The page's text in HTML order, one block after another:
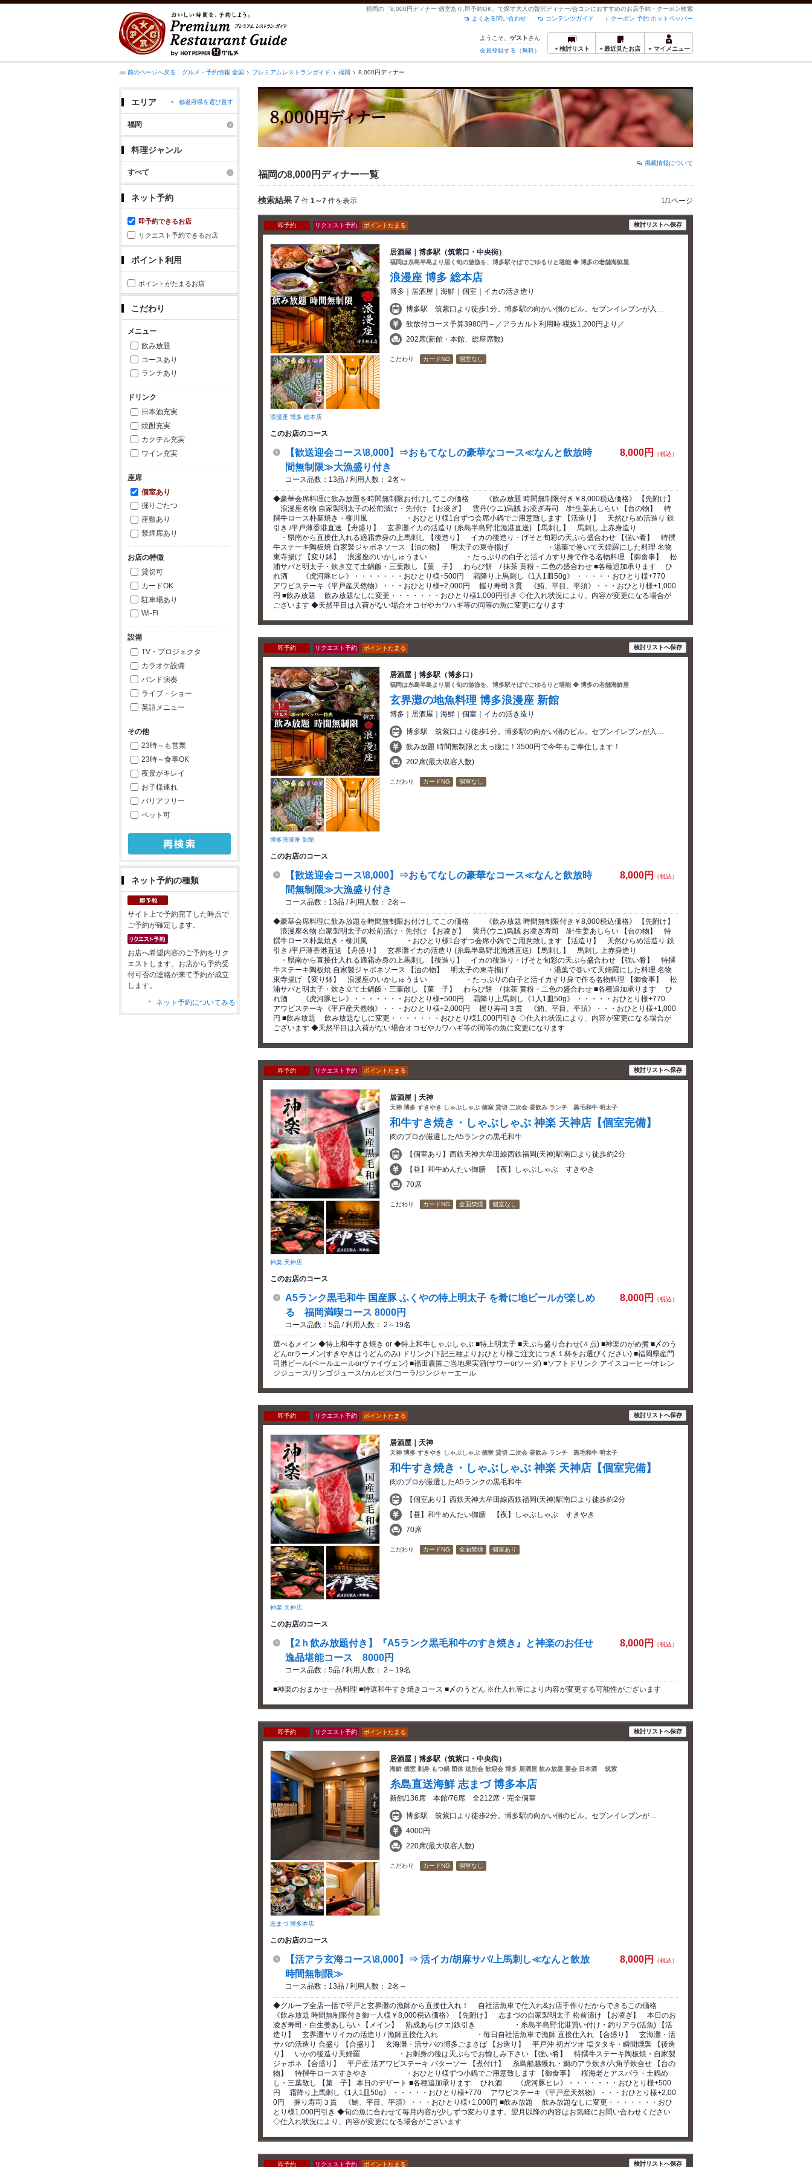
福岡の「8,000円ディナー 個室あり,即予約OK」で探す大人の贅沢ディナー/合コンにおすすめのお店予約・クーポン検索
クーポン 予約 ホットペッパー
コンテンツガイド
よくある問い合わせ
ようこそ、 ゲスト さん
会員登録する（無料）
検討リスト 最近見たお店 マイメニュー
前のページへ戻る グルメ・予約情報 全国 プレミアムレストランガイド 福岡 8,000円ディナー
エリア 都道府県を選び直す
福岡
料理ジャンル
すべて
ネット予約
即予約できるお店
リクエスト予約できるお店
ポイント利用
ポイントがたまるお店
こだわり
メニュー
飲み放題
コースあり
ランチあり
ドリンク
日本酒充実
焼酎充実
カクテル充実
ワイン充実
座席
個室あり
掘りごたつ
座敷あり
禁煙席あり
お店の特徴
貸切可
カードOK
駐車場あり
Wi-Fi
設備
TV・プロジェクタ
カラオケ設備
バンド演奏
ライブ・ショー
英語メニュー
その他
23時～も営業
23時～食事OK
夜景がキレイ
お子様連れ
バリアフリー
ペット可
ネット予約の種類
サイト上で予約完了した時点で
ご予約が確定します。
お店へ希望内容のご予約をリク
エストします。お店から予約受
付可否の連絡が来て予約が成立
します。
ネット予約についてみる
掲載情報について
福岡の8,000円ディナー一覧
検索結果7 件 1～7 件を表示 1/1ページ
即予約 リクエスト予約 ポイントたまる 検討リストへ保存
浪漫座 博多 総本店
居酒屋｜博多駅（筑紫口・中央街）
福岡は糸島半島より届く旬の游漁を、博多駅そばでごゆるりと堪能 ◆ 博多の老舗海鮮屋
浪漫座 博多 総本店
博多｜居酒屋｜海鮮｜個室｜イカの活き造り
博多駅 筑紫口より徒歩1分。博多駅の向かい側のビル。セブンイレブンが入…
飲放付コース予算3980円～／アラカルト利用時 税抜1,200円より／
202席(新館・本館、総座席数)
こだわり カードNG 個室なし
このお店のコース
8,000円 （税込）
【歓送迎会コース\8,000】⇒おもてなしの豪華なコース≪なんと飲放時
間無制限≫大漁盛り付き
コース品数：13品 / 利用人数： 2名～
◆豪華会席料理に飲み放題を時間無制限お付けしてこの価格 《飲み放題 時間無制限付き￥8,000税込価格》 【先附け】
浪漫座名物 自家製明太子の松前漬け・先付け 【お凌ぎ】 雲丹(ウニ)烏賊 お凌ぎ寿司 /針生姜あしらい 【台の物】 特
撰牛ロース朴葉焼き・柳川風 ・おひとり様1台ずつ会席小鍋でご用意致します 【活造り】 天然ひらめ活造り 鉄
引き /平戸薄香港直送 【舟盛り】 玄界灘イカの活造り (糸島半島野北漁港直送) 【馬刺し】 馬刺し 上赤身造り
・県南から直接仕入れる適霜赤身の上馬刺し 【後造り】 イカの後造り・げそと旬彩の天ぷら盛合わせ 【強い肴】 特撰
牛ステーキ陶板焼 自家製ジャポネソース 【油の物】 明太子の東寺揚げ ・湯葉で巻いて天婦羅にした料理 名物
東寺揚げ 【変り鉢】 浪漫座のいかしゅうまい ・たっぷりの白子と活イカすり身で作る名物料理 【御食事】 松
浦サバと明太子・炊き立て土鍋飯・三葉散し 【菓 子】 わらび餅 / 抹茶 黄粉・二色の盛合わせ ■各種追加承ります ひ
れ酒 《虎河豚ヒレ》・・・・・・・おひとり様+500円 霜降り上馬刺し《1人1皿50g》 ・・・・・おひとり様+770
アワビステーキ《平戸産天然物》・・・おひとり様+2,000円 握り寿司３貫 《鮪、平目、平須》・・・おひとり様+1,000
円 ■飲み放題 飲み放題なしに変更・・・・・・・おひとり様1,000円引き ◇仕入れ状況により、内容が変更になる場合が
ございます ◆天然平目は入荷がない場合オコゼやカワハギ等の同等の魚に変更になります
即予約 リクエスト予約 ポイントたまる 検討リストへ保存
博多浪漫座 新館
居酒屋｜博多駅（博多口）
福岡は糸島半島より届く旬の游漁を、博多駅そばでごゆるりと堪能 ◆ 博多の老舗海鮮屋
玄界灘の地魚料理 博多浪漫座 新館
博多｜居酒屋｜海鮮｜個室｜イカの活き造り
博多駅 筑紫口より徒歩1分。博多駅の向かい側のビル。セブンイレブンが入…
飲み放題 時間無制限と太っ腹に！3500円で今年もご奉仕します！
202席(最大収容人数)
こだわり カードNG 個室なし
このお店のコース
8,000円 （税込）
【歓送迎会コース\8,000】⇒おもてなしの豪華なコース≪なんと飲放時
間無制限≫大漁盛り付き
コース品数：13品 / 利用人数： 2名～
◆豪華会席料理に飲み放題を時間無制限お付けしてこの価格 《飲み放題 時間無制限付き￥8,000税込価格》 【先附け】
浪漫座名物 自家製明太子の松前漬け・先付け 【お凌ぎ】 雲丹(ウニ)烏賊 お凌ぎ寿司 /針生姜あしらい 【台の物】 特
撰牛ロース朴葉焼き・柳川風 ・おひとり様1台ずつ会席小鍋でご用意致します 【活造り】 天然ひらめ活造り 鉄
引き /平戸薄香港直送 【舟盛り】 玄界灘イカの活造り (糸島半島野北漁港直送) 【馬刺し】 馬刺し 上赤身造り
・県南から直接仕入れる適霜赤身の上馬刺し 【後造り】 イカの後造り・げそと旬彩の天ぷら盛合わせ 【強い肴】 特撰
牛ステーキ陶板焼 自家製ジャポネソース 【油の物】 明太子の東寺揚げ ・湯葉で巻いて天婦羅にした料理 名物
東寺揚げ 【変り鉢】 浪漫座のいかしゅうまい ・たっぷりの白子と活イカすり身で作る名物料理 【御食事】 松
浦サバと明太子・炊き立て土鍋飯・三葉散し 【菓 子】 わらび餅 / 抹茶 黄粉・二色の盛合わせ ■各種追加承ります ひ
れ酒 《虎河豚ヒレ》・・・・・・・おひとり様+500円 霜降り上馬刺し《1人1皿50g》 ・・・・・おひとり様+770
アワビステーキ《平戸産天然物》・・・おひとり様+2,000円 握り寿司３貫 《鮪、平目、平須》・・・おひとり様+1,000
円 ■飲み放題 飲み放題なしに変更・・・・・・・おひとり様1,000円引き ◇仕入れ状況により、内容が変更になる場合が
ございます ◆天然平目は入荷がない場合オコゼやカワハギ等の同等の魚に変更になります
即予約 リクエスト予約 ポイントたまる 検討リストへ保存
神楽 天神店
居酒屋｜天神
天神 博多 すきやき しゃぶしゃぶ 個室 貸切 二次会 昼飲み ランチ 黒毛和牛 明太子
和牛すき焼き・しゃぶしゃぶ 神楽 天神店【個室完備】
肉のプロが厳選したA5ランクの黒毛和牛
【個室あり】西鉄天神大牟田線西鉄福岡(天神)駅南口より徒歩約2分
【昼】和牛めんたい御膳 【夜】しゃぶしゃぶ すきやき
70席
こだわり カードNG 全面禁煙 個室なし
このお店のコース
8,000円 （税込）
A5ランク黒毛和牛 国産豚 ふくやの特上明太子 を肴に地ビールが楽しめ
る 福岡満喫コース 8000円
コース品数：5品 / 利用人数： 2～19名
選べるメイン ◆特上和牛すき焼き or ◆特上和牛しゃぶしゃぶ ■特上明太子 ■天ぷら盛り合わせ(４点) ■神楽のがめ煮 ■〆のう
どんorラーメン(すきやきはうどんのみ) ドリンク(下記三種よりおひとり様ご注文につき１杯をお選びください) ■福岡県産門
司港ビール(ペールエールorヴァイヴェン) ■福田農園ご当地果実酒(サワーorソーダ) ■ソフトドリンク アイスコーヒー/オレン
ジジュース/リンゴジュース/カルピス/コーラ/ジンジャーエール
即予約 リクエスト予約 ポイントたまる 検討リストへ保存
神楽 天神店
居酒屋｜天神
天神 博多 すきやき しゃぶしゃぶ 個室 貸切 二次会 昼飲み ランチ 黒毛和牛 明太子
和牛すき焼き・しゃぶしゃぶ 神楽 天神店【個室完備】
肉のプロが厳選したA5ランクの黒毛和牛
【個室あり】西鉄天神大牟田線西鉄福岡(天神)駅南口より徒歩約2分
【昼】和牛めんたい御膳 【夜】しゃぶしゃぶ すきやき
70席
こだわり カードNG 全面禁煙 個室あり
このお店のコース
8,000円 （税込）
【2ｈ飲み放題付き】『A5ランク黒毛和牛のすき焼き』と神楽のお任せ
逸品堪能コース 8000円
コース品数：5品 / 利用人数： 2～19名
■神楽のおまかせ一品料理 ■特選和牛すき焼きコース ■〆のうどん ※仕入れ等により内容が変更する可能性がございます
即予約 リクエスト予約 ポイントたまる 検討リストへ保存
志まづ 博多本店
居酒屋｜博多駅（筑紫口・中央街）
海鮮 個室 刺身 もつ鍋 団体 送別会 歓迎会 博多 居酒屋 飲み放題 宴会 日本酒 筑紫
糸島直送海鮮 志まづ 博多本店
新館/136席 本館/76席 全212席・完全個室
博多駅 筑紫口より徒歩2分。博多駅の向かい側のビル。セブンイレブンが…
4000円
220席(最大収容人数)
こだわり カードNG 個室なし
このお店のコース
8,000円 （税込）
【活アラ玄海コース\8,000】⇒ 活イカ/胡麻サバ/上馬刺し≪なんと飲放
時間無制限≫
コース品数：13品 / 利用人数： 2名～
◆グループ全店一括で平戸と玄界灘の漁師から直接仕入れ！ 自社活魚車で仕入れ&お店手作りだからできるこの価格
《飲み放題 時間無制限付き御一人様￥8,000税込価格》 【先附け】 志まづの自家製明太子 松前漬け 【お凌ぎ】 本日のお
凌ぎ寿司・白生姜あしらい 【メイン】 熟成あら(クエ)鉄引き ・糸島半島野北港買い付け・釣りアラ(活魚) 【活
造り】 玄界灘ヤリイカの活造り / 漁師直接仕入れ ・毎日自社活魚車で漁師 直接仕入れ 【合盛り】 玄海灘・活
サバの活造り 合盛り 【合盛り】 玄海灘・活サバの博多ごまさば 【お造り】 平戸沖 初ガツオ 塩タタキ・瞬間燻製 【後造
り】 いかの後造り天婦羅 ・お刺身の後は天ぷらでお愉しみ下さい 【強い肴】 特撰牛ステーキ陶板焼・自家製
ジャポネ 【合盛り】 平戸産 活アワビステーキ バターソー 【煮付け】 糸島船越獲れ・鯛のアラ炊き/六角芋炊合せ 【台の
物】 特撰牛ロースすきやき ・おひとり様ずつ小鍋でご用意致します 【御食事】 桜海老とアスパラ・土鍋め
し・三葉散し 【菓 子】 本日のデザート ■各種追加承ります ひれ酒 《虎河豚ヒレ》・・・・・・・おひとり様+500
円 霜降り上馬刺し《1人1皿50g》 ・・・・・おひとり様+770 アワビステーキ《平戸産天然物》・・・おひとり様+2,00
0円 握り寿司３貫 《鮪、平目、平須》・・・おひとり様+1,000円 ■飲み放題 飲み放題なしに変更・・・・・・・おひ
とり様1,000円引き ◆旬の魚に合わせて毎月内容が少しずつ変わります。翌月以降の内容はお気軽にお問い合わせください
◇仕入れ状況により、内容が変更になる場合がございます
即予約 リクエスト予約 ポイントたまる 検討リストへ保存